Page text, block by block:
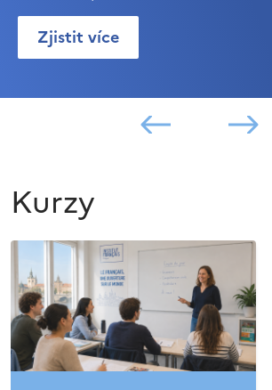
Zjistit více
Kurzy